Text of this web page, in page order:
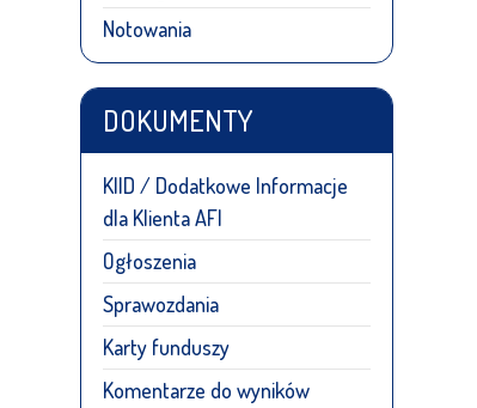
Notowania
DOKUMENTY
KIID / Dodatkowe Informacje
dla Klienta AFI
Ogłoszenia
Sprawozdania
Karty funduszy
Komentarze do wyników